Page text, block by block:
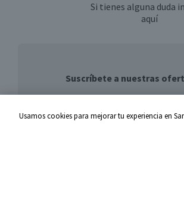
Si tienes alguna duda
aquí
Suscríbete a nuestras
Usamos cookies para mejorar tu experiencia en